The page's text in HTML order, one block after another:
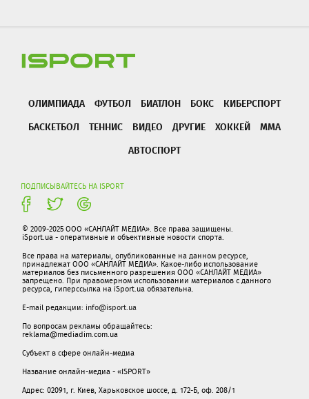
ОЛИМПИАДА ФУТБОЛ БИАТЛОН БОКС
КИБЕРСПОРТ
БАСКЕТБОЛ
ТЕННИС ВИДЕО ДРУГИЕ ХОККЕЙ
ММА
АВТОСПОРТ
ПОДПИСЫВАЙТЕСЬ НА ISPORT
© 2009-2025 ООО «САНЛАЙТ МЕДИА». Все права защищены.
iSport.ua - оперативные и объективные новости спорта.
Все права на материалы, опубликованные на данном ресурсе,
принадлежат ООО «САНЛАЙТ МЕДИА». Какое-либо использование
материалов без письменного разрешения ООО «САНЛАЙТ МЕДИА»
запрещено. При правомерном использовании материалов с данного
ресурса, гиперссылка на iSport.ua обязательна.
E-mail редакции: info@isport.ua
По вопросам рекламы обращайтесь:
reklama@mediadim.com.ua
Субъект в сфере онлайн-медиа
Название онлайн-медиа - «ISPORT»
Адрес: 02091, г. Киев, Харьковское шоссе, д. 172-Б, оф. 208/1